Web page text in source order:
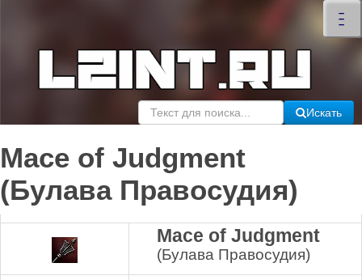
–
–
–
×
Искать
Mace of Judgment
(Булава Правосудия)
Mace of Judgment
(Булава Правосудия)